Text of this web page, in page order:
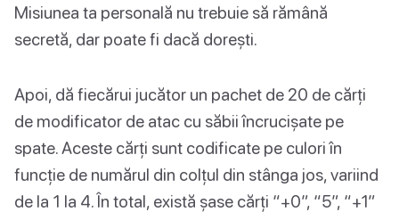
Misiunea ta personală nu trebuie să rămână
secretă, dar poate fi dacă dorești.
Apoi, dă fiecărui jucător un pachet de 20 de cărți
de modificator de atac cu săbii încrucișate pe
spate. Aceste cărți sunt codificate pe culori în
funcție de numărul din colțul din stânga jos, variind
de la 1 la 4. În total, există șase cărți “+0”, “5”, “+1”